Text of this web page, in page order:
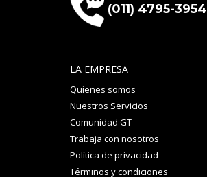
(011) 4795-3954
LA EMPRESA
Quienes somos
Nuestros Servicios
Comunidad GT
Trabaja con nosotros
Política de privacidad
Términos y condiciones